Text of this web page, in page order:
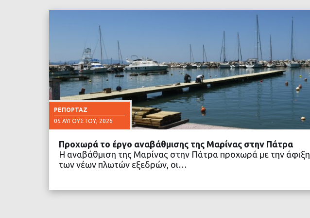
ΡΕΠΟΡΤΆΖ
05 ΑΥΓΟΎΣΤΟΥ, 2026
ΔΙΑΒΑΣΤΕ ΠΕΡΙΣΣΟΤΕΡΑ
Προχωρά το έργο αναβάθμισης της Μαρίνας στην Πάτρα
Η αναβάθμιση της Μαρίνας στην Πάτρα προχωρά με την άφιξη
των νέων πλωτών εξεδρών, οι…